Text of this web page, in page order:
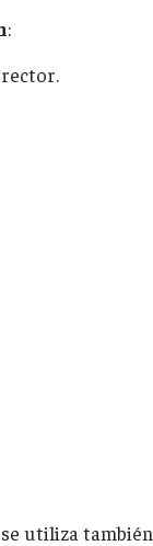
:
utiliza también